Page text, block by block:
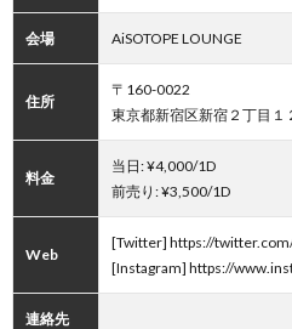
会場 AiSOTOPE LOUNGE
住所
〒160-0022
東京都新宿区新宿２丁目１
料金
当日: ¥4,000/1D
前売り: ¥3,500/1D
Web
[Twitter] https://
[Instagram] https://
連絡先